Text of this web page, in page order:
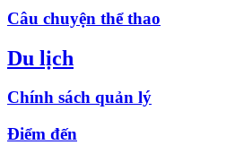
Câu chuyện thể thao
Du lịch
Chính sách quản lý
Điểm đến